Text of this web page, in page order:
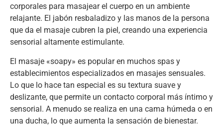
corporales para masajear el cuerpo en un ambiente
relajante. El jabón resbaladizo y las manos de la persona
que da el masaje cubren la piel, creando una experiencia
sensorial altamente estimulante.
El masaje «soapy» es popular en muchos spas y
establecimientos especializados en masajes sensuales.
Lo que lo hace tan especial es su textura suave y
deslizante, que permite un contacto corporal más íntimo y
sensorial. A menudo se realiza en una cama húmeda o en
una ducha, lo que aumenta la sensación de bienestar.